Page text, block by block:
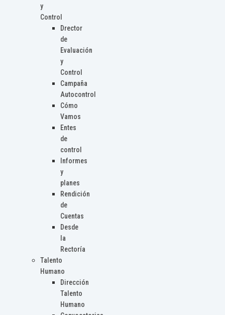
y
Control
Drector
de
Evaluación
y
Control
Campaña
Autocontrol
Cómo
Vamos
Entes
de
control
Informes
y
planes
Rendición
de
Cuentas
Desde
la
Rectoría
Talento
Humano
Dirección
Talento
Humano